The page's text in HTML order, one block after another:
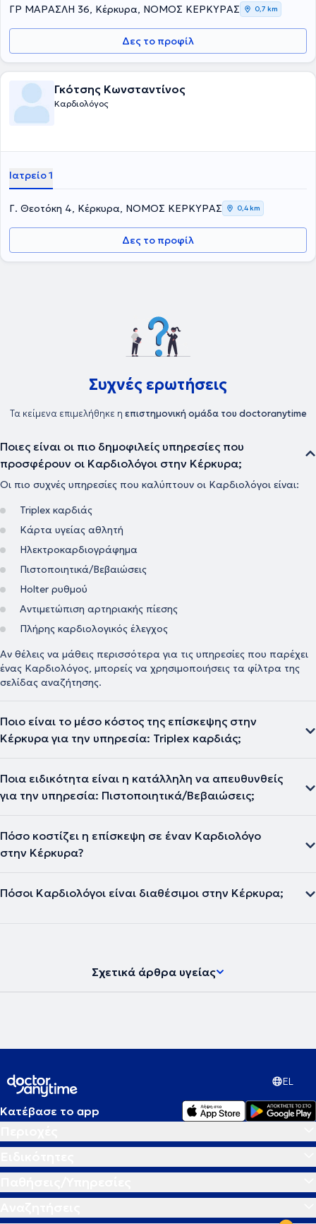
ΓΡ ΜΑΡΑΣΛΗ 36, Κέρκυρα, ΝΟΜΟΣ ΚΕΡΚΥΡΑΣ 0,7 km
Δες το προφίλ
Γκότσης Κωνσταντίνος
Καρδιολόγος
Ιατρείο 1
Γ. Θεοτόκη 4, Κέρκυρα, ΝΟΜΟΣ ΚΕΡΚΥΡΑΣ 0,4 km
Δες το προφίλ
Συχνές ερωτήσεις
Τα κείμενα επιμελήθηκε η επιστημονική ομάδα του doctoranytime
Ποιες είναι οι πιο δημοφιλείς υπηρεσίες που
προσφέρουν οι Καρδιολόγοι στην Κέρκυρα;
Οι πιο συχνές υπηρεσίες που καλύπτουν οι Καρδιολόγοι είναι:
Triplex καρδιάς
Κάρτα υγείας αθλητή
Ηλεκτροκαρδιογράφημα
Πιστοποιητικά/Βεβαιώσεις
Holter ρυθμού
Αντιμετώπιση αρτηριακής πίεσης
Πλήρης καρδιολογικός έλεγχος
Αν θέλεις να μάθεις περισσότερα για τις υπηρεσίες που παρέχει
ένας Καρδιολόγος, μπορείς να χρησιμοποιήσεις τα φίλτρα της
σελίδας αναζήτησης.
Ποιο είναι το μέσο κόστος της επίσκεψης στην
Κέρκυρα για την υπηρεσία: Triplex καρδιάς;
Ποια ειδικότητα είναι η κατάλληλη να απευθυνθείς
για την υπηρεσία: Πιστοποιητικά/Βεβαιώσεις;
Πόσο κοστίζει η επίσκεψη σε έναν Καρδιολόγο
στην Κέρκυρα?
Πόσοι Καρδιολόγοι είναι διαθέσιμοι στην Κέρκυρα;
Σχετικά άρθρα υγείας
EL
Κατέβασε το app